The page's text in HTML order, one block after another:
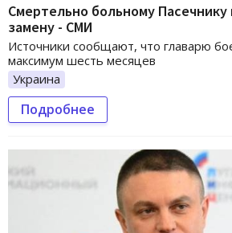
Смертельно больному
замену - СМИ
Источники сообщают, что главарю
максимум шесть месяцев
Украина
Подробнее